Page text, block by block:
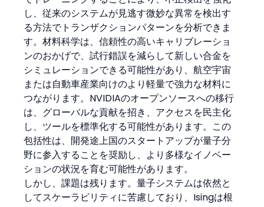
し、従来のシステムが見逃す微妙な異常を検出す
る方法でトランザクションパターンを分析できま
す。材料科学は、信頼性の高いキャリブレーショ
ンのおかげで、試行錯誤を減らして新しい合金を
シミュレーションできる可能性があり、航空宇宙
または自動車産業向けのより軽量で強力な材料に
つながります。NVIDIAのオープンソースへの移行
は、グローバルな貢献を招き、アクセスを民主化
し、ツールを標準化する可能性があります。この
包括性は、開発途上国のスタートアップが量子分
野に参入することを奨励し、より多様なイノベー
ションの状況を育む可能性があります。
しかし、課題は残ります。量子システムは依然と
してスケーラビリティに苦慮しており、Isingは根